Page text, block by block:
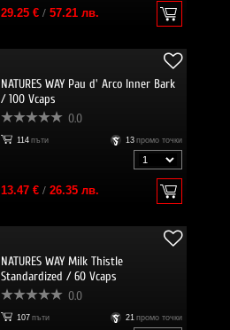
29.25 €/ 57.21 лв.
NATURES WAY Pau d' Arco Inner Bark
/ 100 Vcaps
0.0
114 пъти 13 промо точки
13.47 €/ 26.35 лв.
NATURES WAY Milk Thistle
Standardized / 60 Vcaps
0.0
107 пъти 21 промо точки